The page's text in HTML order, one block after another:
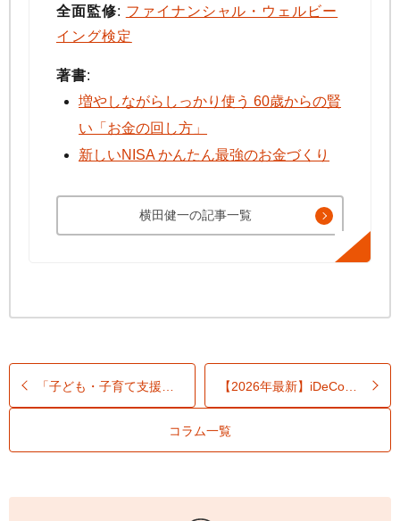
全面監修: ファイナンシャル・ウェルビー
イング検定
著書:
増やしながらしっかり使う 60歳からの賢
い「お金の回し方」
新しいNISA かんたん最強のお金づくり
横田健一の記事一覧
「子ども・子育て支援金」で負担はどう変わる？年収別の徴収額と6つの支援策を解説
コラム一覧
【2026年最新】 iDeCo＆企業型